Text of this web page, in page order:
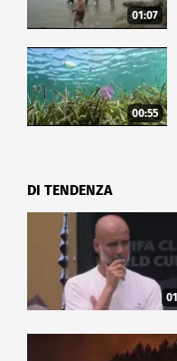
01:07
00:55
DI TENDENZA